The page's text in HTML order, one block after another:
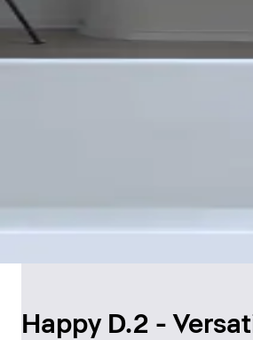
Happy D.2 -